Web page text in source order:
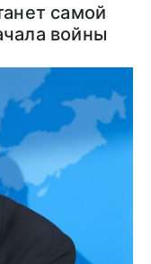
самой
войны